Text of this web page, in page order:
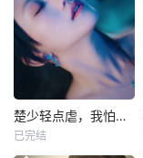
楚少轻点虐，我怕夫人受不住
已完结